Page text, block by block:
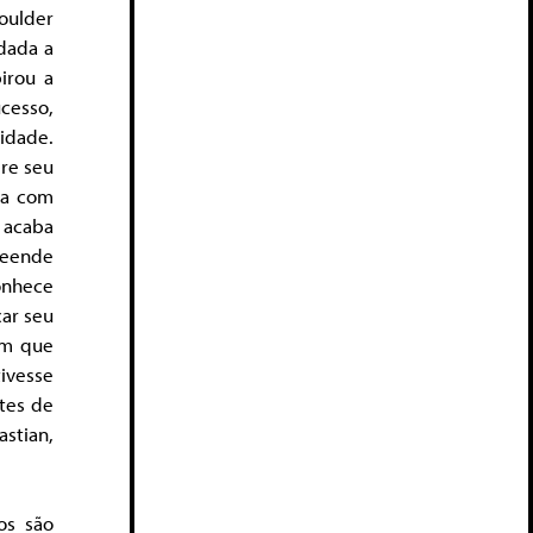
a
a
seu
com
seu
que
de
são